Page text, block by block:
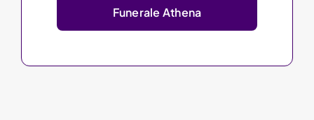
Funerale Athena